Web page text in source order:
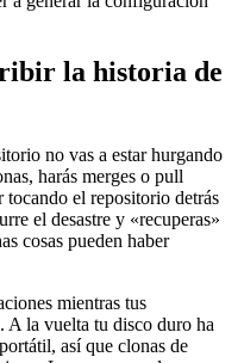
la historia de
no vas a estar hurgando
harás merges o pull
tocando el repositorio detrás
el desastre y «recuperas»
cosas pueden haber
mientras tus
A la vuelta tu disco duro ha
así que clonas de